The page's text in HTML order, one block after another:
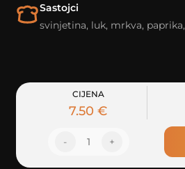
Sastojci
svinjetina, luk, mrkva,
CIJENA
7.50 €
- 1 +